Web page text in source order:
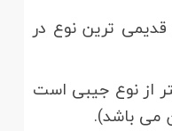
ترین نوع در
از نوع جیبی است
می باشد).